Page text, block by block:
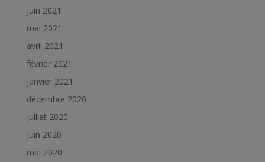
juin 2021
mai 2021
avril 2021
février 2021
janvier 2021
décembre 2020
juillet 2020
juin 2020
mai 2020